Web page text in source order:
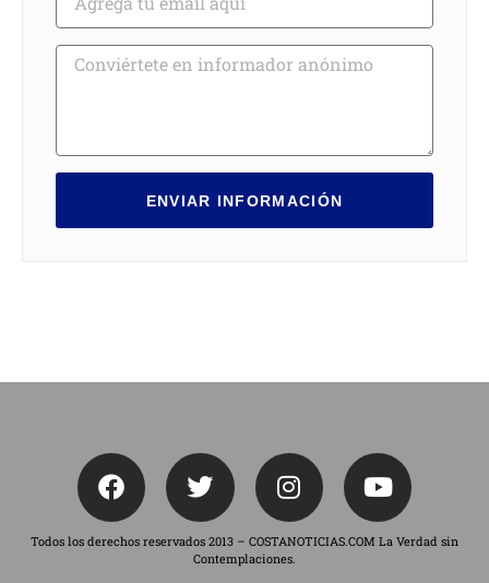
ENVIAR INFORMACIÓN
Todos los derechos reservados 2013 – COSTANOTICIAS.COM La Verdad sin
Contemplaciones.